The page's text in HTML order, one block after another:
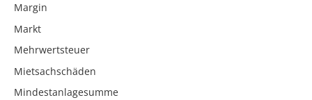
Margin
Markt
Mehrwertsteuer
Mietsachschäden
Mindestanlagesumme